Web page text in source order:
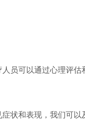
员可以通过心理评
状和表现，我们可